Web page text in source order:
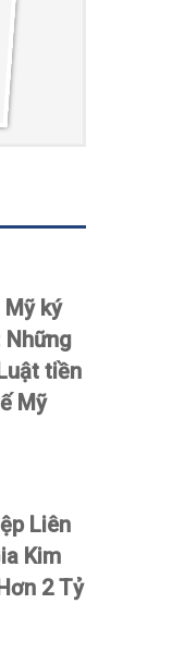
ký
Những
tiền
Mỹ
Liên
Kim
2 Tỷ